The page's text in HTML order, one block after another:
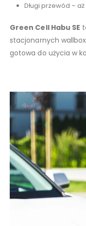
Długi przewód –
Green Cell Habu SE
stacjonarnych
gotowa do użycia w